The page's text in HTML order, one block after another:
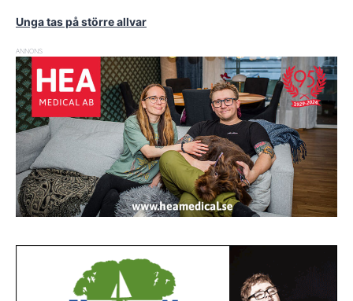
Unga tas på större allvar
ANNONS